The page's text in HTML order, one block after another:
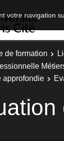
votre navigation
de formation
approfondie